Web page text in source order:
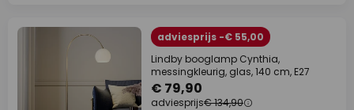
adviesprijs -€ 55,00
Lindby booglamp Cynthia,
messingkleurig, glas, 140 cm, E27
€ 79,90
adviesprijs€ 134,90